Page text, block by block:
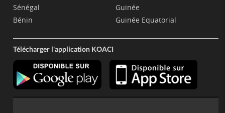
Sénégal
Bénin
Guinée
Guinée Equatorial
Télécharger l'application KOACI